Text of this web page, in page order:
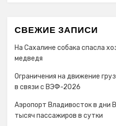
СВЕЖИЕ ЗАПИСИ
На Сахалине собака спасла
медведя
Ограничения на движение
в связи с ВЭФ-2026
Аэропорт Владивосток в
тысяч пассажиров в сутки